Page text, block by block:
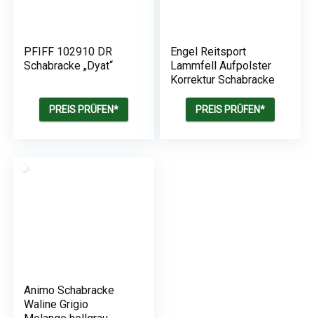
PFIFF 102910 DR
Schabracke „Dyat“
PREIS PRÜFEN*
Engel Reitsport
Lammfell Aufpolster
Korrektur Schabracke
PREIS PRÜFEN*
Animo Schabracke
Waline Grigio